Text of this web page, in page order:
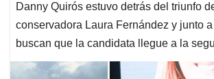
Danny Quirós estuvo detrás del triunfo
conservadora Laura Fernández y junto
buscan que la candidata llegue a la